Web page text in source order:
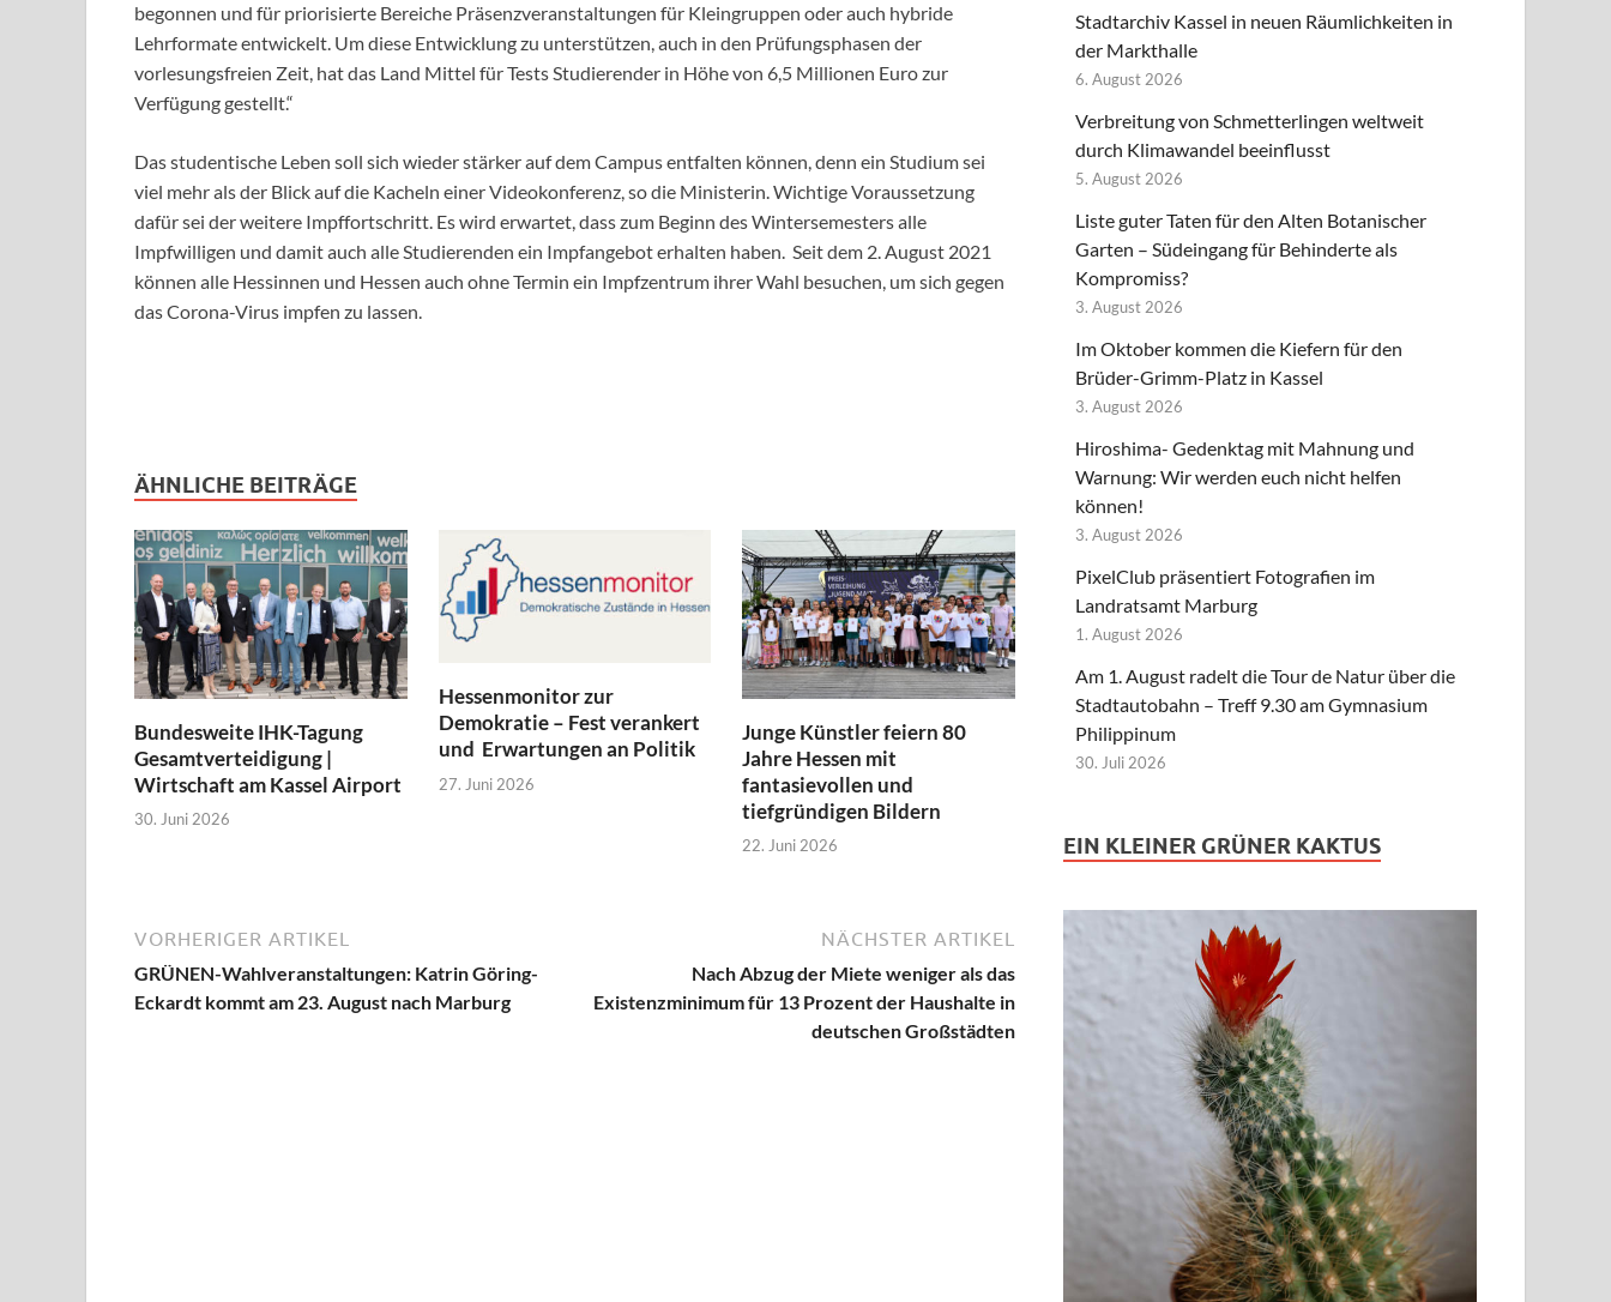
begonnen und für priorisierte Bereiche Präsenzveranstaltungen für Kleingruppen oder auch hybride
Lehrformate entwickelt. Um diese Entwicklung zu unterstützen, auch in den Prüfungsphasen der
vorlesungsfreien Zeit, hat das Land Mittel für Tests Studierender in Höhe von 6,5 Millionen Euro zur
Verfügung gestellt.“
Das studentische Leben soll sich wieder stärker auf dem Campus entfalten können, denn ein Studium sei
viel mehr als der Blick auf die Kacheln einer Videokonferenz, so die Ministerin. Wichtige Voraussetzung
dafür sei der weitere Impffortschritt. Es wird erwartet, dass zum Beginn des Wintersemesters alle
Impfwilligen und damit auch alle Studierenden ein Impfangebot erhalten haben. Seit dem 2. August 2021
können alle Hessinnen und Hessen auch ohne Termin ein Impfzentrum ihrer Wahl besuchen, um sich gegen
das Corona-Virus impfen zu lassen.
ÄHNLICHE BEITRÄGE
Bundesweite IHK-Tagung
Gesamtverteidigung |
Wirtschaft am Kassel Airport
30. Juni 2026
Hessenmonitor zur
Demokratie – Fest verankert
und Erwartungen an Politik
27. Juni 2026
Junge Künstler feiern 80
Jahre Hessen mit
fantasievollen und
tiefgründigen Bildern
22. Juni 2026
VORHERIGER ARTIKEL
GRÜNEN-Wahlveranstaltungen: Katrin Göring-
Eckardt kommt am 23. August nach Marburg
NÄCHSTER ARTIKEL
Nach Abzug der Miete weniger als das
Existenzminimum für 13 Prozent der Haushalte in
deutschen Großstädten
Stadtarchiv Kassel in neuen Räumlichkeiten in
der Markthalle
6. August 2026
Verbreitung von Schmetterlingen weltweit
durch Klimawandel beeinflusst
5. August 2026
Liste guter Taten für den Alten Botanischer
Garten – Südeingang für Behinderte als
Kompromiss?
3. August 2026
Im Oktober kommen die Kiefern für den
Brüder-Grimm-Platz in Kassel
3. August 2026
Hiroshima- Gedenktag mit Mahnung und
Warnung: Wir werden euch nicht helfen
können!
3. August 2026
PixelClub präsentiert Fotografien im
Landratsamt Marburg
1. August 2026
Am 1. August radelt die Tour de Natur über die
Stadtautobahn – Treff 9.30 am Gymnasium
Philippinum
30. Juli 2026
EIN KLEINER GRÜNER KAKTUS